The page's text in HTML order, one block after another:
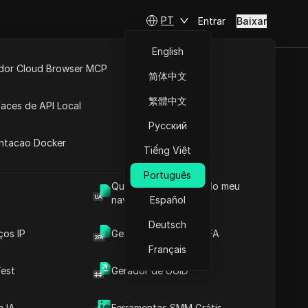
Qual é o User Agent do meu
navegador
IP Gerador de Código 2FA
Gerador de UUID
Cloud Browser MCP
de API Local
Docker
PT
English
简体中文
繁體中文
Русский
Tiếng Việt
Português
Español
Deutsch
Français
Entrar Baixar
para
Abrir no ChatGPT
Fazer perguntas sobre esta página
Abrir no Claude
Fazer perguntas sobre esta página
🕵️ Por que o GoLogin não
🥇 DICloak — A Melhor
Alternativa GoLogin em